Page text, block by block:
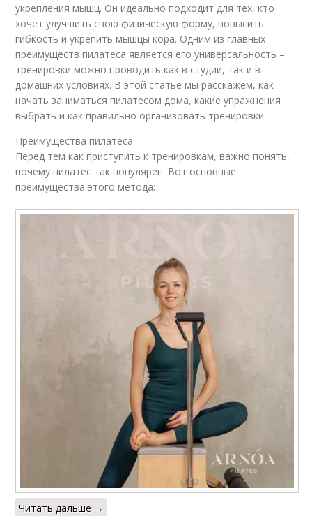
укрепления мышц. Он идеально подходит для тех, кто
хочет улучшить свою физическую форму, повысить
гибкость и укрепить мышцы кора. Одним из главных
преимуществ пилатеса является его универсальность –
тренировки можно проводить как в студии, так и в
домашних условиях. В этой статье мы расскажем, как
начать заниматься пилатесом дома, какие упражнения
выбрать и как правильно организовать тренировки.
Преимущества пилатеса
Перед тем как приступить к тренировкам, важно понять,
почему пилатес так популярен. Вот основные
преимущества этого метода:
Читать дальше →